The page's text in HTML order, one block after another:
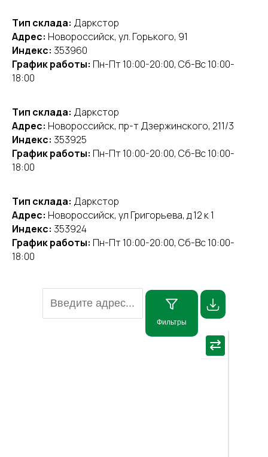
Тип склада: Даркстор
Адрес: Новороссийск, ул. Горького, 91
Индекс: 353960
График работы: Пн-Пт 10:00-20:00, Сб-Вс 10:00-
18:00
Тип склада: Даркстор
Адрес: Новороссийск, пр-т Дзержинского, 211/3
Индекс: 353925
График работы: Пн-Пт 10:00-20:00, Сб-Вс 10:00-
18:00
Тип склада: Даркстор
Адрес: Новороссийск, ул Григорьева, д 12 к 1
Индекс: 353924
График работы: Пн-Пт 10:00-20:00, Сб-Вс 10:00-
18:00
Фильтры
×
⇄